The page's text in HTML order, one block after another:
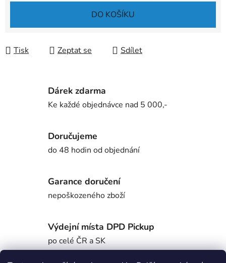
DO KOŠÍKU
Tisk Zeptat se Sdílet
Dárek zdarma
Ke každé objednávce nad 5 000,-
Doručujeme
do 48 hodin od objednání
Garance doručení
nepoškozeného zboží
Výdejní místa DPD Pickup
po celé ČR a SK